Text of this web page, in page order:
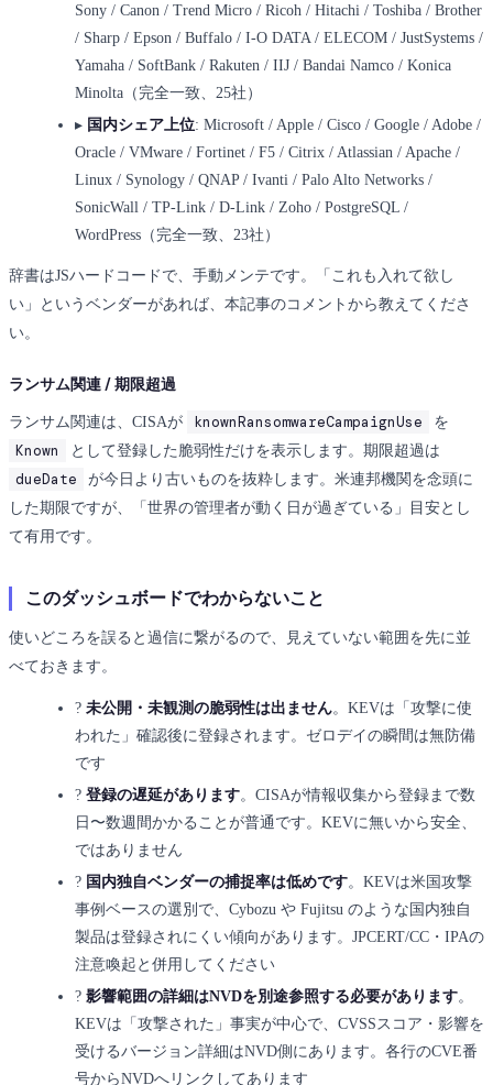
Sony / Canon / Trend Micro / Ricoh / Hitachi / Toshiba / Brother
/ Sharp / Epson / Buffalo / I-O DATA / ELECOM / JustSystems /
Yamaha / SoftBank / Rakuten / IIJ / Bandai Namco / Konica
Minolta（完全一致、25社）
▸ 国内シェア上位: Microsoft / Apple / Cisco / Google / Adobe /
Oracle / VMware / Fortinet / F5 / Citrix / Atlassian / Apache /
Linux / Synology / QNAP / Ivanti / Palo Alto Networks /
SonicWall / TP-Link / D-Link / Zoho / PostgreSQL /
WordPress（完全一致、23社）
辞書はJSハードコードで、手動メンテです。「これも入れて欲し
い」というベンダーがあれば、本記事のコメントから教えてくださ
い。
ランサム関連 / 期限超過
ランサム関連は、CISAが knownRansomwareCampaignUse を
Known として登録した脆弱性だけを表示します。期限超過は
dueDate
が今日より古いものを抜粋します。米連邦機関を念頭に
した期限ですが、「世界の管理者が動く日が過ぎている」目安とし
て有用です。
このダッシュボードでわからないこと
使いどころを誤ると過信に繋がるので、見えていない範囲を先に並
べておきます。
? 未公開・未観測の脆弱性は出ません。KEVは「攻撃に使
われた」確認後に登録されます。ゼロデイの瞬間は無防備
です
? 登録の遅延があります。CISAが情報収集から登録まで数
日〜数週間かかることが普通です。KEVに無いから安全、
ではありません
? 国内独自ベンダーの捕捉率は低めです。KEVは米国攻撃
事例ベースの選別で、Cybozu や Fujitsu のような国内独自
製品は登録されにくい傾向があります。JPCERT/CC・IPAの
注意喚起と併用してください
? 影響範囲の詳細はNVDを別途参照する必要があります。
KEVは「攻撃された」事実が中心で、CVSSスコア・影響を
受けるバージョン詳細はNVD側にあります。各行のCVE番
号からNVDへリンクしてあります